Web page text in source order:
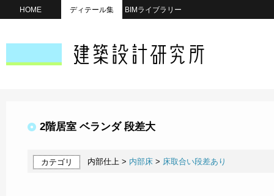
HOME ディテール集 BIMライブラリー
2階居室 ベランダ 段差大
カテゴリ 内部仕上 > 内部床 > 床取合い段差あり